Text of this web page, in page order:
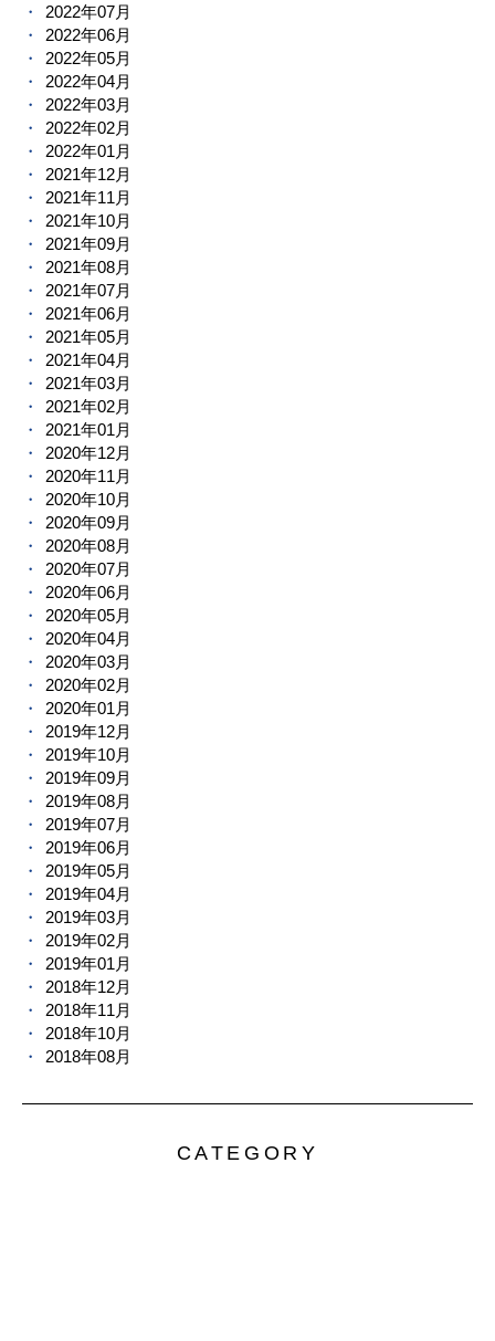
2022年07月
2022年06月
2022年05月
2022年04月
2022年03月
2022年02月
2022年01月
2021年12月
2021年11月
2021年10月
2021年09月
2021年08月
2021年07月
2021年06月
2021年05月
2021年04月
2021年03月
2021年02月
2021年01月
2020年12月
2020年11月
2020年10月
2020年09月
2020年08月
2020年07月
2020年06月
2020年05月
2020年04月
2020年03月
2020年02月
2020年01月
2019年12月
2019年10月
2019年09月
2019年08月
2019年07月
2019年06月
2019年05月
2019年04月
2019年03月
2019年02月
2019年01月
2018年12月
2018年11月
2018年10月
2018年08月
CATEGORY